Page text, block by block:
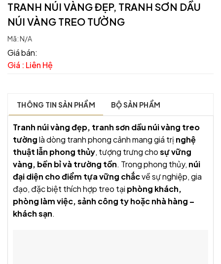
TRANH NÚI VÀNG ĐẸP, TRANH SƠN DẦU
NÚI VÀNG TREO TƯỜNG
Mã:N/A
Giá bán:
Giá : Liên Hệ
THÔNG TIN SẢN PHẨM BỘ SẢN PHẨM
Tranh núi vàng đẹp, tranh sơn dầu núi vàng treo
tườnglà dòng tranh phong cảnh mang giá trị nghệ
thuật lẫn phong thủy, tượng trưng chosự vững
vàng, bền bỉ và trường tồn. Trong phong thủy, núi
đại diện cho điểm tựa vững chắcvề sự nghiệp, gia
đạo, đặc biệt thích hợp treo tại phòng khách,
phòng làm việc, sảnh công ty hoặc nhà hàng –
khách sạn.